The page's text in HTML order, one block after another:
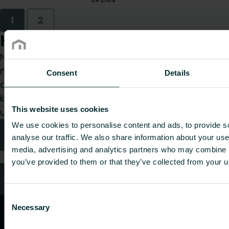
Consent Details
This website uses cookies
We use cookies to personalise content and ads, to provide
analyse our traffic. We also share information about your
media, advertising and analytics partners who may
you’ve provided to them or that they’ve collected from your
Selection
Necessary
1 2
Kaip galime Jums padėti?
Nesvarbu, ar esate specifikacijų rengėjas,
montuotojas, architektas, projektuotojas,
didmenininkas ar galutinis vartotojas, pasirinkite
kategoriją ir mes mielai išnagrinėsime jūsų
užklausą.
Kontaktai